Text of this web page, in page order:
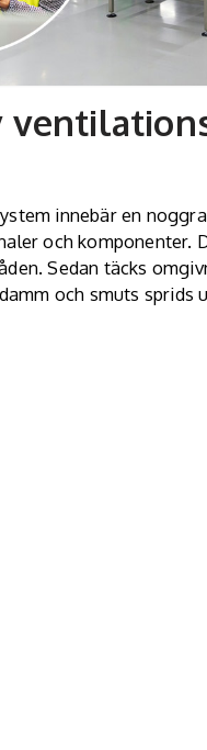
innebär en
och komponenter.
Sedan täcks
och smuts sprids